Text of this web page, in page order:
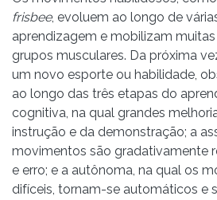
frisbee, evoluem ao longo de
aprendizagem e mobilizam
grupos musculares. Da próxima
um novo esporte ou habilidade,
ao longo das três etapas do
cognitiva, na qual grandes
instrução e da demonstração; a
movimentos são gradativamente
e erro; e a autônoma, na qual os
difíceis, tornam-se automáticos e